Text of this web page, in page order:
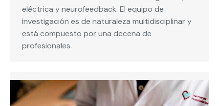
eléctrica y neurofeedback. El equipo de
investigación es de naturaleza multidisciplinar y
está compuesto por una decena de
profesionales.